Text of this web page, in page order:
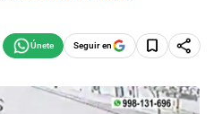
Seguir en